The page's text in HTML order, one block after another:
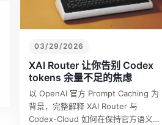
03/29/2026
XAI Router 让你告别 Codex
tokens 余量不足的焦虑
以 OpenAI 官方 Prompt Caching 为
背景，完整解释 XAI Router 与
Codex-Cloud 如何在保持官方语义一